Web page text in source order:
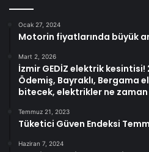
Ocak 27, 2024
Motorin fiyatlarında büyük
Mart 2, 2026
İzmir GEDİZ elektrik
Ödemiş, Bayraklı, Bergama
bitecek, elektrikler ne
Temmuz 21, 2023
Tüketici Güven Endeksi
Haziran 7, 2024